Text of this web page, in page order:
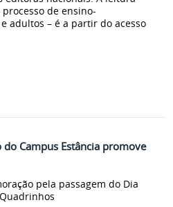
de ensino-
adultos – é a partir do acesso
Campus Estância promove
pela passagem do Dia